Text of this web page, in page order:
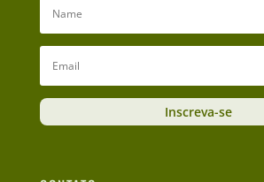
Inscreva-se